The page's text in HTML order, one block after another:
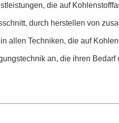
die auf
durch herstellen von
allen Techniken, die auf
an, die ihren